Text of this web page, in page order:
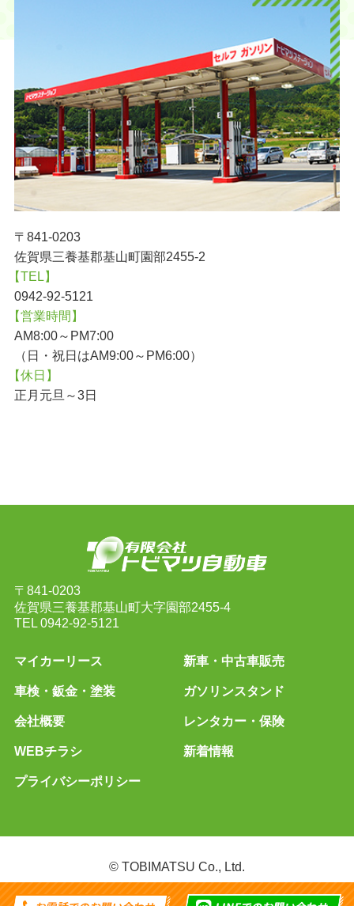
〒841-0203
佐賀県三養基郡基山町園部2455-2
【TEL】
0942-92-5121
【営業時間】
AM8:00～PM7:00
（日・祝日はAM9:00～PM6:00）
【休日】
正月元旦～3日
〒841-0203
佐賀県三養基郡基山町大字園部2455-4
TEL0942-92-5121
マイカーリース 新車・中古車販売
車検・鈑金・塗装 ガソリンスタンド
レンタカー・保険
会社概要
新着情報
WEBチラシ
プライバシーポリシー
© TOBIMATSU Co., Ltd.